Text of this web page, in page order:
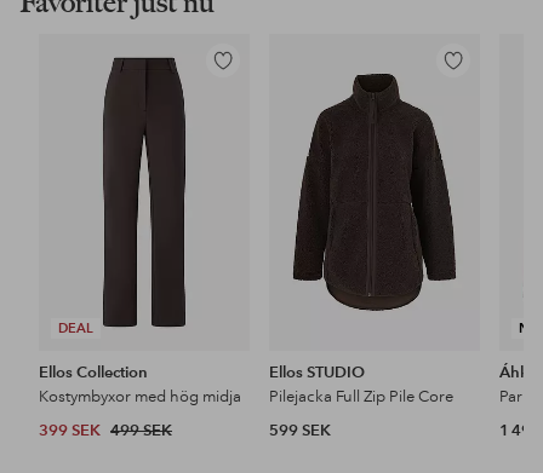
DEAL
Lägg
Ellos Collection
Kostymbyxor med hög midja
399 SEK 499 SEK
Lägg
favoriter
Ellos STUDIO
Pilejacka Full Zip Pile Core
599 SEK
1 499